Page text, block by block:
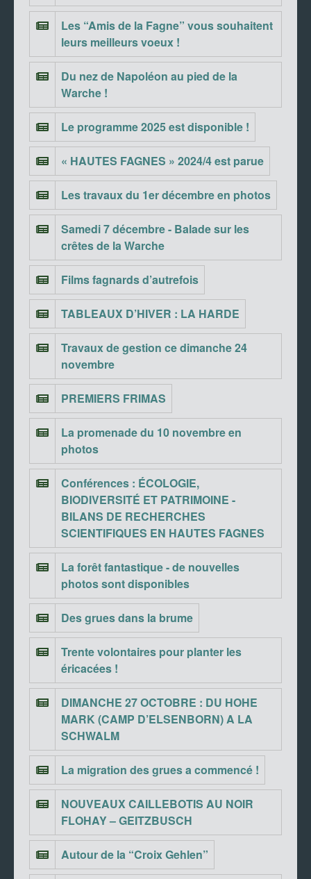
Les “Amis de la Fagne” vous souhaitent
leurs meilleurs voeux !
Du nez de Napoléon au pied de la
Warche !
Le programme 2025 est disponible !
« HAUTES FAGNES » 2024/4 est parue
Les travaux du 1er décembre en photos
Samedi 7 décembre - Balade sur les
crêtes de la Warche
Films fagnards d’autrefois
TABLEAUX D’HIVER : LA HARDE
Travaux de gestion ce dimanche 24
novembre
PREMIERS FRIMAS
La promenade du 10 novembre en
photos
Conférences : ÉCOLOGIE,
BIODIVERSITÉ ET PATRIMOINE -
BILANS DE RECHERCHES
SCIENTIFIQUES EN HAUTES FAGNES
La forêt fantastique - de nouvelles
photos sont disponibles
Des grues dans la brume
Trente volontaires pour planter les
éricacées !
DIMANCHE 27 OCTOBRE : DU HOHE
MARK (CAMP D’ELSENBORN) A LA
SCHWALM
La migration des grues a commencé !
NOUVEAUX CAILLEBOTIS AU NOIR
FLOHAY – GEITZBUSCH
Autour de la “Croix Gehlen”